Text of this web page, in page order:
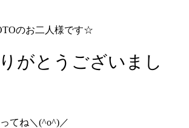
のお二人様です☆
がとうございまし
てね＼(^o^)／